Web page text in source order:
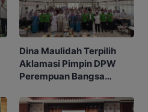
Dina Maulidah Terpilih
Aklamasi Pimpin DPW
Perempuan Bangsa